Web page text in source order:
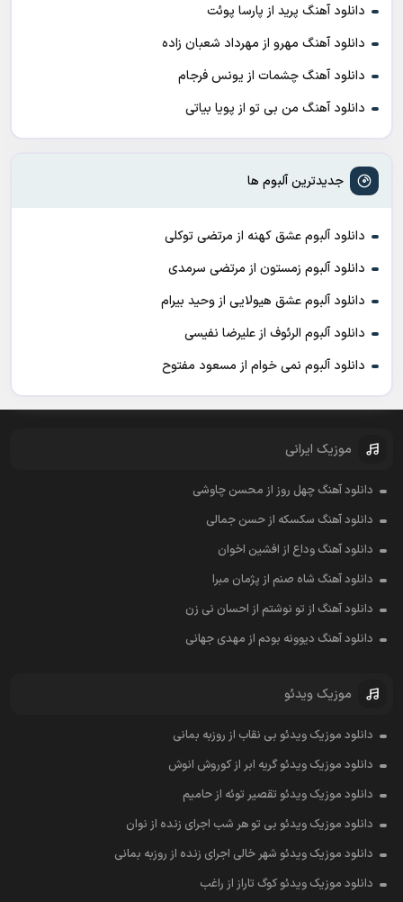
دانلود آهنگ پرید از پارسا پوئت
دانلود آهنگ مهرو از مهرداد شعبان زاده
دانلود آهنگ چشمات از یونس فرجام
دانلود آهنگ من بی تو از پویا بیاتی
جدیدترین آلبوم ها
دانلود آلبوم عشق کهنه از مرتضی توکلی
دانلود آلبوم زمستون از مرتضی سرمدی
دانلود آلبوم عشق هیولایی از وحید بیرام
دانلود آلبوم الرئوف از علیرضا نفیسی
دانلود آلبوم نمی خوام از مسعود مفتوح
موزیک ایرانی
دانلود آهنگ چهل روز از محسن چاوشی
دانلود آهنگ سکسکه از حسن جمالی
دانلود آهنگ وداع از افشين اخوان
دانلود آهنگ شاه صنم از پژمان مبرا
دانلود آهنگ از تو نوشتم از احسان نی زن
دانلود آهنگ دیوونه بودم از مهدی جهانی
موزیک ویدئو
دانلود موزیک ویدئو بی نقاب از روزبه بمانی
دانلود موزیک ویدئو گریه ابر از کوروش انوش
دانلود موزیک ویدئو تقصیر توئه از حامیم
دانلود موزیک ویدئو بی تو هر شب اجرای زنده از نوان
دانلود موزیک ویدئو شهر خالی اجرای زنده از روزبه بمانی
دانلود موزیک ویدئو کوگ تاراز از راغب